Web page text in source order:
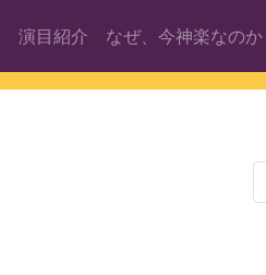
演目紹介 なぜ、今神楽なのか